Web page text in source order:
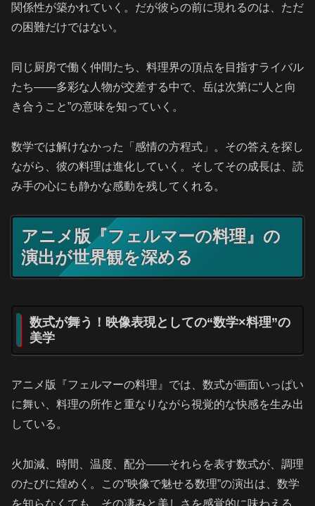
関係性が築かれていく。だが彼らの前に現れるのは、ただ
の困難だけではない。
同じ厨房で働く仲間たち、料理界の頂点を目指すライバル
たち――多彩な人物が交差する中で、岳は次第に“人と向
き合うこと”の意味を知っていく。
数学では解けなかった「感情の方程式」。その答えを探し
ながら、彼の料理は進化していく。そしてその成長は、読
み手の心にも静かな感動を残してくれる。
アニメ版『フェルマーの料理』の
演出が世界観を深める
数式が舞う！映像表現としての“数学×料理”の
美学
アニメ版『フェルマーの料理』では、数式が画面いっぱい
に舞い、料理の所作と重なりながら視覚的な快感を生み出
している。
火加減、時間、温度、配分――それらを表す数式が、調理
のたびに煌めく。この“映像で魅せる数理”の演出は、数学
を知らなくても、その凄みと美しさを感覚的に味わえる。